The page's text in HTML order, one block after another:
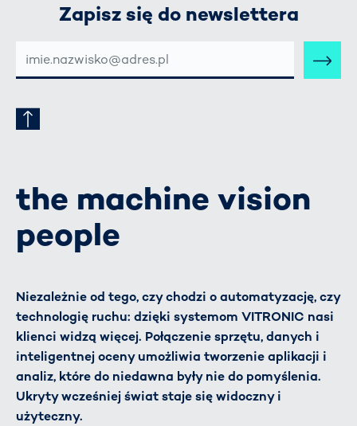
Zapisz się do newslettera
MAIL-
ADRESSE
the machine vision
people
Niezależnie od tego, czy chodzi o automatyzację, czy
technologię ruchu: dzięki systemom VITRONIC nasi
klienci widzą więcej. Połączenie sprzętu, danych i
inteligentnej oceny umożliwia tworzenie aplikacji i
analiz, które do niedawna były nie do pomyślenia.
Ukryty wcześniej świat staje się widoczny i
użyteczny.